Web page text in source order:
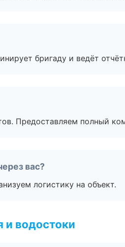
бригаду и ведёт
Предоставляем полный
вас?
логистику на объект.
водостоки